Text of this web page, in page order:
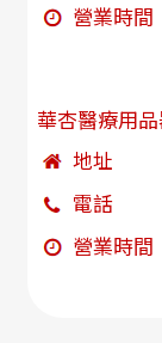
營業時間
華杏醫療用
地址
電話
營業時間